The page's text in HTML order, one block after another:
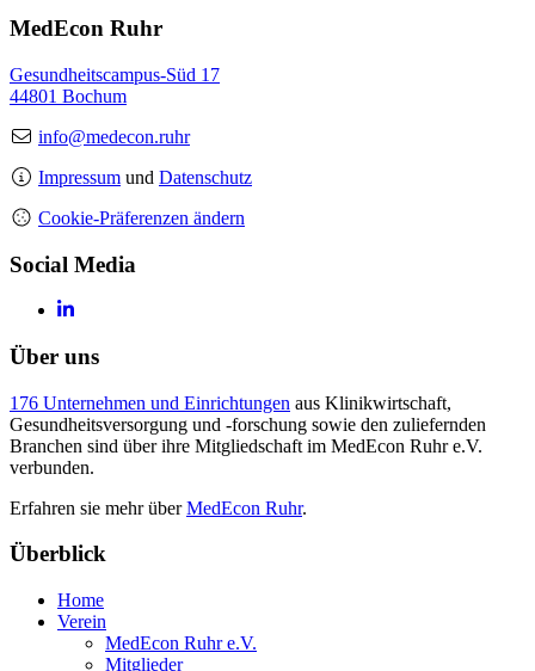
MedEcon Ruhr
Gesundheitscampus-Süd 17
44801 Bochum
info@medecon.ruhr
Impressum und Datenschutz
Cookie-Präferenzen ändern
Social Media
Über uns
176 Unternehmen und Einrichtungen aus Klinikwirtschaft,
Gesundheitsversorgung und -forschung sowie den zuliefernden
Branchen sind über ihre Mitgliedschaft im MedEcon Ruhr e.V.
verbunden.
Erfahren sie mehr überMedEcon Ruhr.
Überblick
Home
Verein
MedEcon Ruhr e.V.
Mitglieder